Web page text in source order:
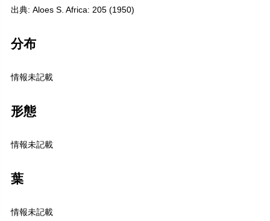
出典: Aloes S. Africa: 205 (1950)
分布
情報未記載
形態
情報未記載
葉
情報未記載